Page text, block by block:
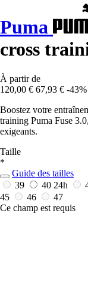
Puma
cross
À partir de
120,00 € 67,93 € -43%
Boostez votre
training Puma Fuse
exigeants.
Taille
*
Guide des tailles
39
40 24h
45
46
47
Ce champ est requis